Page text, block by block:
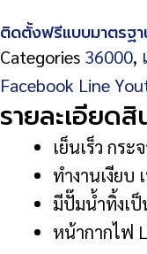
ติดตั้งฟรีแบบมาตรฐ
Categories 36000,
Facebook Line
รายละเอียดสิ
เย็นเร็ว กร
ทำงานเงียบ
มีปั๊มน้ำทิ้งเ
หน้ากากไฟ